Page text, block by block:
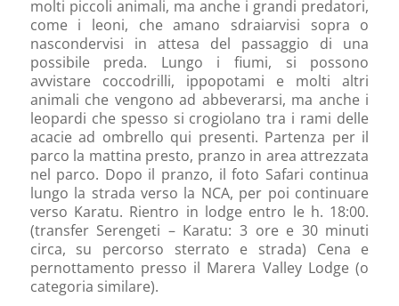
molti piccoli animali, ma anche i grandi predatori,
come i leoni, che amano sdraiarvisi sopra o
nascondervisi in attesa del passaggio di una
possibile preda. Lungo i fiumi, si possono
avvistare coccodrilli, ippopotami e molti altri
animali che vengono ad abbeverarsi, ma anche i
leopardi che spesso si crogiolano tra i rami delle
acacie ad ombrello qui presenti. Partenza per il
parco la mattina presto, pranzo in area attrezzata
nel parco. Dopo il pranzo, il foto Safari continua
lungo la strada verso la NCA, per poi continuare
verso Karatu. Rientro in lodge entro le h. 18:00.
(transfer Serengeti – Karatu: 3 ore e 30 minuti
circa, su percorso sterrato e strada) Cena e
pernottamento presso il Marera Valley Lodge (o
categoria similare).